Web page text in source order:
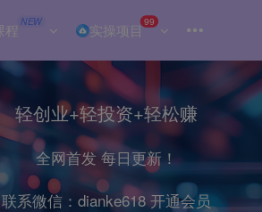
程 NEW 实操项目99
轻创业+轻投资+轻松赚
全网首发 每日更新！
联系微信：dianke618 开通会员